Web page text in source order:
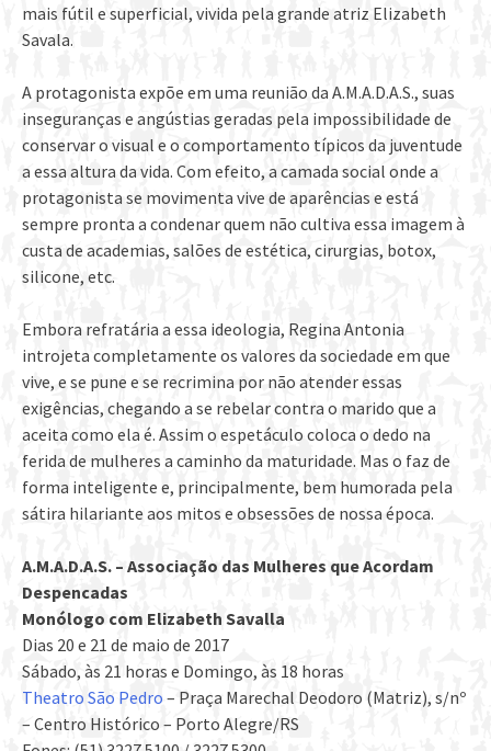
mais fútil e superficial, vivida pela grande atriz Elizabeth
Savala.
A protagonista expõe em uma reunião da A.M.A.D.A.S., suas
inseguranças e angústias geradas pela impossibilidade de
conservar o visual e o comportamento típicos da juventude
a essa altura da vida. Com efeito, a camada social onde a
protagonista se movimenta vive de aparências e está
sempre pronta a condenar quem não cultiva essa imagem à
custa de academias, salões de estética, cirurgias, botox,
silicone, etc.
Embora refratária a essa ideologia, Regina Antonia
introjeta completamente os valores da sociedade em que
vive, e se pune e se recrimina por não atender essas
exigências, chegando a se rebelar contra o marido que a
aceita como ela é. Assim o espetáculo coloca o dedo na
ferida de mulheres a caminho da maturidade. Mas o faz de
forma inteligente e, principalmente, bem humorada pela
sátira hilariante aos mitos e obsessões de nossa época.
A.M.A.D.A.S. – Associação das Mulheres que Acordam
Despencadas
Monólogo com Elizabeth Savalla
Dias 20 e 21 de maio de 2017
Sábado, às 21 horas e Domingo, às 18 horas
Theatro São Pedro – Praça Marechal Deodoro (Matriz), s/nº
– Centro Histórico – Porto Alegre/RS